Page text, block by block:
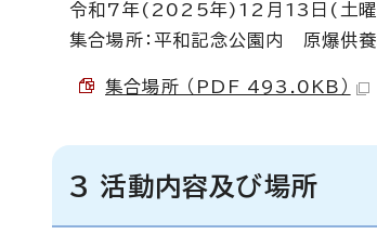
令和7年(2025年)12月13日(土曜
集合場所：平和記念公園内 原爆供
集合場所 （PDF 493.0KB）
3 活動内容及び場所